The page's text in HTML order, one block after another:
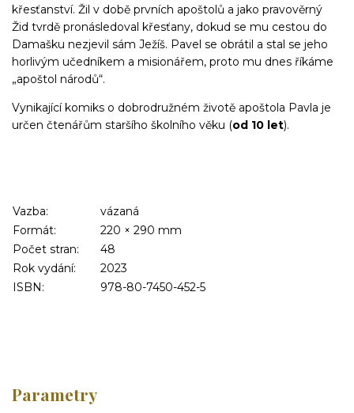
křesťanství. Žil v době prvních apoštolů a jako pravověrný
Žid tvrdě pronásledoval křesťany, dokud se mu cestou do
Damašku nezjevil sám Ježíš. Pavel se obrátil a stal se jeho
horlivým učedníkem a misionářem, proto mu dnes říkáme
„apoštol národů“.
Vynikající komiks o dobrodružném životě apoštola Pavla je
určen čtenářům staršího školního věku (od 10 let).
Vazba:
vázaná
Formát:
220 × 290 mm
Počet stran:
48
Rok vydání:
2023
ISBN:
978-80-7450-452-5
Parametry